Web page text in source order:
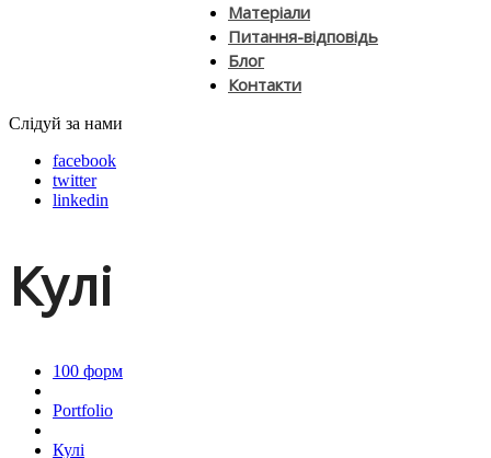
Матеріали
Питання-відповідь
Блог
Контакти
Слідуй за нами
facebook
twitter
linkedin
Кулі
100 форм
Portfolio
Кулі